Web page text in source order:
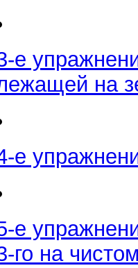
е
на
е
е
го на